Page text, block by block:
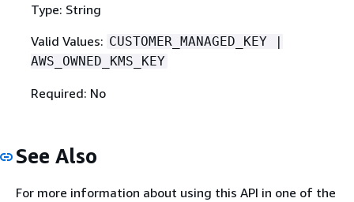
Type: String
Valid Values: CUSTOMER_MANAGED_KEY |
AWS_OWNED_KMS_KEY
Required: No
See Also
For more information about using this API in one of the